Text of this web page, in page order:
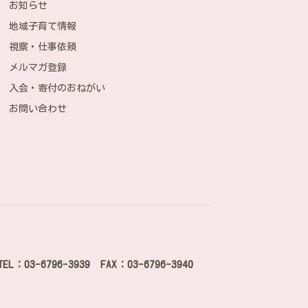
お知らせ
地域子育て情報
視察・仕事依頼
メルマガ登録
入会・寄付のおねがい
お問い合わせ
：03-6796-3939 FAX：03-6796-3940